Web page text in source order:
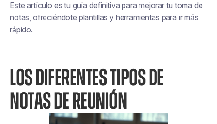
Este artículo es tu guía definitiva para mejorar tu toma de
notas, ofreciéndote plantillas y herramientas para ir más
rápido.
LOS DIFERENTES TIPOS DE
NOTAS DE REUNIÓN